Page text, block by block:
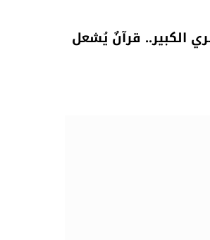
الكبير.. قرآنٌ يُشعل